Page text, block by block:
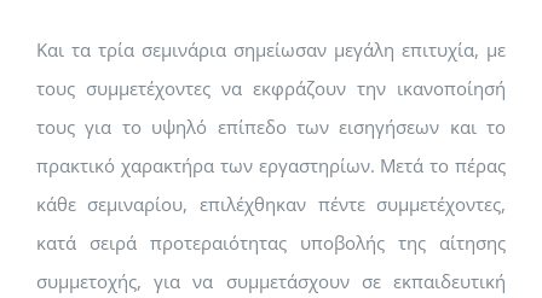
Και τα τρία σεμινάρια σημείωσαν μεγάλη επιτυχία, με
τους συμμετέχοντες να εκφράζουν την ικανοποίησή
τους για το υψηλό επίπεδο των εισηγήσεων και το
πρακτικό χαρακτήρα των εργαστηρίων. Μετά το πέρας
κάθε σεμιναρίου, επιλέχθηκαν πέντε συμμετέχοντες,
κατά σειρά προτεραιότητας υποβολής της αίτησης
συμμετοχής, για να συμμετάσχουν σε εκπαιδευτική